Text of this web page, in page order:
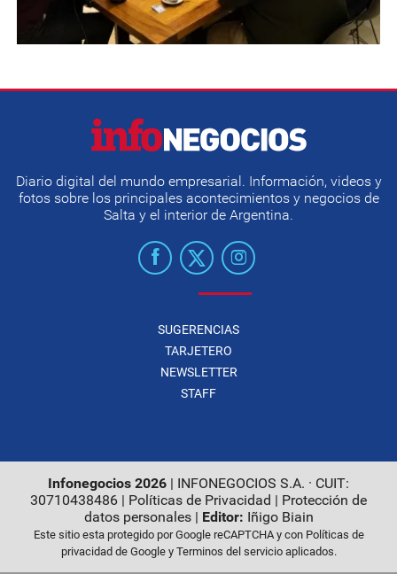
Diario digital del mundo empresarial. Información, videos y
fotos sobre los principales acontecimientos y negocios de
Salta y el interior de Argentina.
SUGERENCIAS
TARJETERO
NEWSLETTER
STAFF
Infonegocios 2026 | INFONEGOCIOS S.A. · CUIT:
30710438486 | Políticas de Privacidad | Protección de
datos personales| Editor: Iñigo Biain
Este sitio esta protegido por Google reCAPTCHA y con Políticas de
privacidad de Googley Terminos del servicioaplicados.